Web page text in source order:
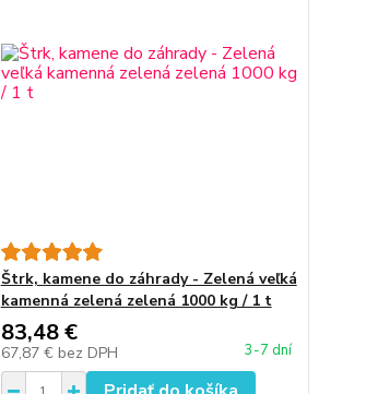
Štrk, kamene do záhrady - Zelená veľká
kamenná zelená zelená 1000 kg / 1 t
83,48 €
67,87 € bez DPH 3-7 dní